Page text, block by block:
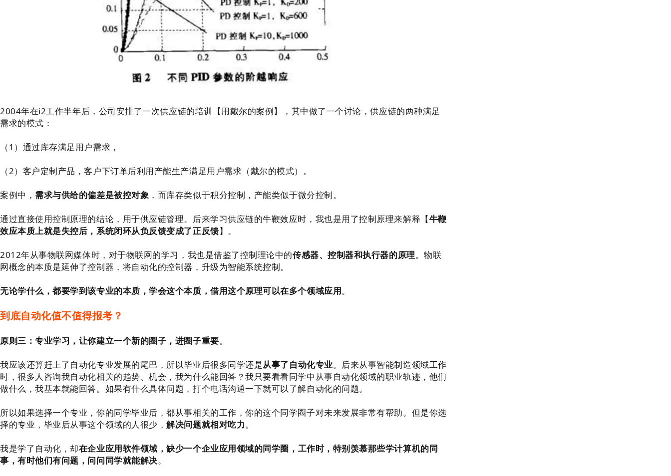
2004年在i2工作半年后，公司安排了一次供应链的培训【用戴尔的案例】，其中做了一个讨论，供应链的两种满足
需求的模式：
（1）通过库存满足用户需求，
（2）客户定制产品，客户下订单后利用产能生产满足用户需求（戴尔的模式）。
案例中， 需求与供给的偏差是被控对象 ，而库存类似于积分控制，产能类似于微分控制。
通过直接使用控制原理的结论，用于供应链管理。后来学习供应链的牛鞭效应时，我也是用了控制原理来解释【牛鞭
效应本质上就是失控后，系统闭环从负反馈变成了正反馈】。
2012年从事物联网媒体时，对于物联网的学习，我也是借鉴了控制理论中的传感器、控制器和执行器的原理。物联
网概念的本质是延伸了控制器，将自动化的控制器，升级为智能系统控制。
无论学什么，都要学到该专业的本质，学会这个本质，借用这个原理可以在多个领域应用。
到底自动化值不值得报考？
原则三：专业学习，让你建立一个新的圈子，进圈子重要。
我应该还算赶上了自动化专业发展的尾巴，所以毕业后很多同学还是从事了自动化专业。后来从事智能制造领域工作
时，很多人咨询我自动化相关的趋势、机会，我为什么能回答？我只要看看同学中从事自动化领域的职业轨迹，他们
做什么，我基本就能回答。如果有什么具体问题，打个电话沟通一下就可以了解自动化的问题。
所以如果选择一个专业，你的同学毕业后，都从事相关的工作，你的这个同学圈子对未来发展非常有帮助。但是你选
择的专业，毕业后从事这个领域的人很少，解决问题就相对吃力。
我是学了自动化，却在企业应用软件领域，缺少一个企业应用领域的同学圈，工作时，特别羡慕那些学计算机的同
事，有时他们有问题，问问同学就能解决。